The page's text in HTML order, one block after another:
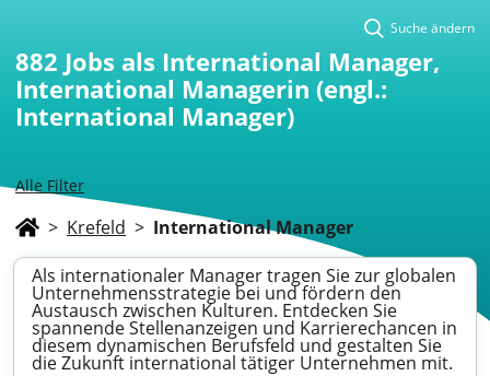
Alle Filter
Suche ändern
882 Jobs als International Manager,
International Managerin (engl.:
International Manager)
> Krefeld > International Manager
Als internationaler Manager tragen Sie zur globalen
Unternehmensstrategie bei und fördern den
Austausch zwischen Kulturen. Entdecken Sie
spannende Stellenanzeigen und Karrierechancen in
diesem dynamischen Berufsfeld und gestalten Sie
die Zukunft international tätiger Unternehmen mit.